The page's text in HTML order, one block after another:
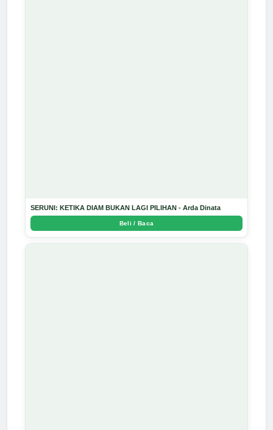
SERUNI: KETIKA DIAM BUKAN LAGI PILIHAN - Arda Dinata
Beli / Baca